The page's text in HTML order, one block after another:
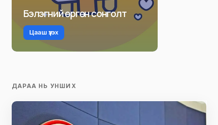
Бэлэгний өргөн сонголт
Цааш үзэх
ДАРАА НЬ УНШИХ